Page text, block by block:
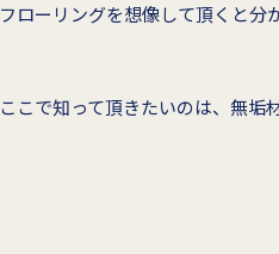
フローリングを想像して頂くと分
ここで知って頂きたいのは、無垢